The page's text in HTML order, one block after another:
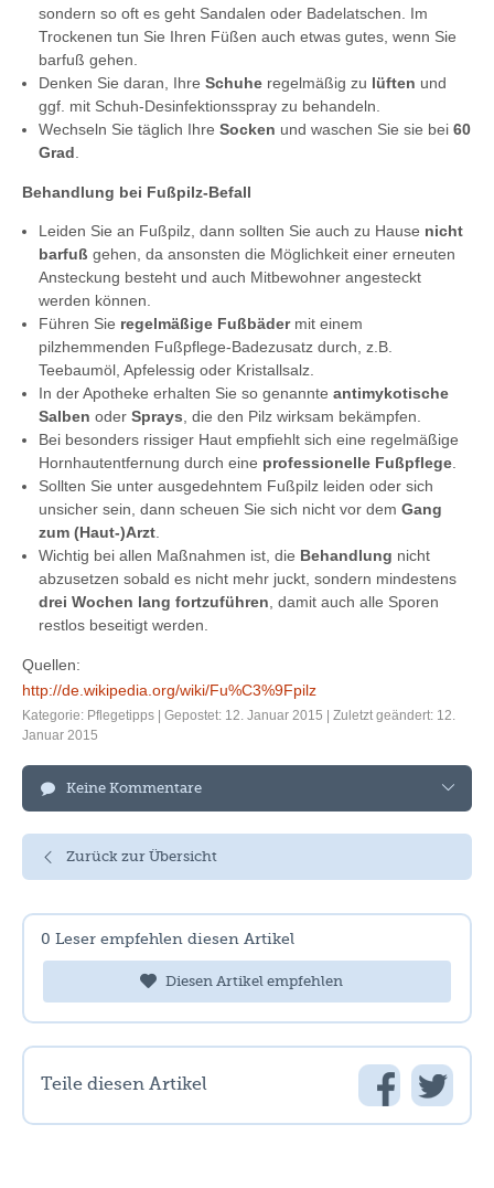
sondern so oft es geht Sandalen oder Badelatschen. Im
Trockenen tun Sie Ihren Füßen auch etwas gutes, wenn Sie
barfuß gehen.
Denken Sie daran, Ihre Schuhe regelmäßig zu lüften und
ggf. mit Schuh-Desinfektionsspray zu behandeln.
Wechseln Sie täglich Ihre Socken und waschen Sie sie bei 60
Grad
Behandlung bei Fußpilz-Befall
Leiden Sie an Fußpilz, dann sollten Sie auch zu Hause nicht
barfuß gehen, da ansonsten die Möglichkeit einer erneuten
Ansteckung besteht und auch Mitbewohner angesteckt
werden können.
Führen Sie regelmäßige Fußbädermit einem
pilzhemmenden Fußpflege-Badezusatz durch, z.B.
Teebaumöl, Apfelessig oder Kristallsalz.
In der Apotheke erhalten Sie so genannte antimykotische
Salben oder Sprays , die den Pilz wirksam bekämpfen.
Bei besonders rissiger Haut empfiehlt sich eine regelmäßige
Hornhautentfernung durch eine professionelle Fußpflege
Sollten Sie unter ausgedehntem Fußpilz leiden oder sich
unsicher sein, dann scheuen Sie sich nicht vor dem Gang
zum (Haut-)Arzt
Wichtig bei allen Maßnahmen ist, die Behandlung nicht
abzusetzen sobald es nicht mehr juckt, sondern mindestens
drei Wochen lang fortzuführen , damit auch alle Sporen
restlos beseitigt werden.
Quellen:
http://de.wikipedia.org/wiki/Fu%C3%9Fpilz
Kategorie: Pflegetipps | Gepostet: 12. Januar 2015 | Zuletzt geändert: 12.
Januar 2015
Keine Kommentare
Zurück zur Übersicht
0 Leser empfehlen diesen Artikel
Diesen Artikel empfehlen
Teile diesen Artikel